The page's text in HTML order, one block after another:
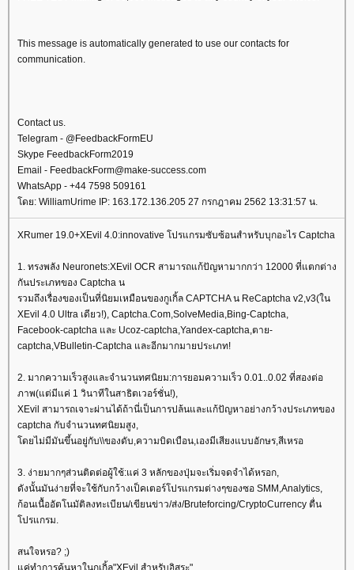
This message is automatically generated to use our contacts for
communication.
Contact us.
Telegram - @FeedbackFormEU
Skype FeedbackForm2019
Email - FeedbackForm@make-success.com
WhatsApp - +44 7598 509161
ดย: WilliamUrime IP: 163.172.136.205 27 กรกฎาคม 2562 13:31:57 น.
XRumer 19.0+XEvil 4.0:innovative โปรแกรมซับซ้อนสำหรับบุกอะไร Captcha
1. ทรงพลัง Neuronets:XEvil OCR สามารถแก้ปัญหามากกว่า 12000 ที่แตกต่าง
กันประเภทของ Captcha น
รวมถึงเรื่องของเป็นที่นิยมเหมือนของกูเกิ้ล CAPTCHA น ReCaptcha v2,v3(ใน
XEvil 4.0 Ultra เดียว!), Captcha.Com,SolveMedia,Bing-Captcha,
Facebook-captcha และ Ucoz-captcha,Yandex-captcha,ตาย-
captcha,VBulletin-Captcha และอีกมากมายประเภท!
2. มากความเร็วสูงและจำนวนทศนิยม:การยอมความเร็ว 0.01..0.02 ที่สองต่อ
ภาพ(แต่มีแค่ 1 วินาทีในสาธิตเวอร์ชั่น!),
XEvil สามารถเจาะผ่านได้ถ้านี่เป็นการปล้นและแก้ปัญหาอย่างกว้างประเภทของ
captcha กับจำนวนทศนิยมสูง,
ดยไม่มีมันขึ้นอยู่กับ\\ของดับ,ความบิดเบือน,เองมีเสียงแบบอักษร,สีเหรอ
3. ง่ายมากๆส่วนติดต่อผู้ใช้:แค่ 3 หลักของปุ่มจะเริ่มจดจำได้หรอก,
ดังนั้นมันง่ายที่จะใช้กับกว้างเป็คเตอร์โปรแกรมต่างๆของซอ SMM,Analytics,
ก้อนเนื้ออัตโนมัติลงทะเบียน/เขียนข่าว/ส่ง/Bruteforcing/CryptoCurrency ตื่น
ปรแกรม.
สนใจหรอ? ;)